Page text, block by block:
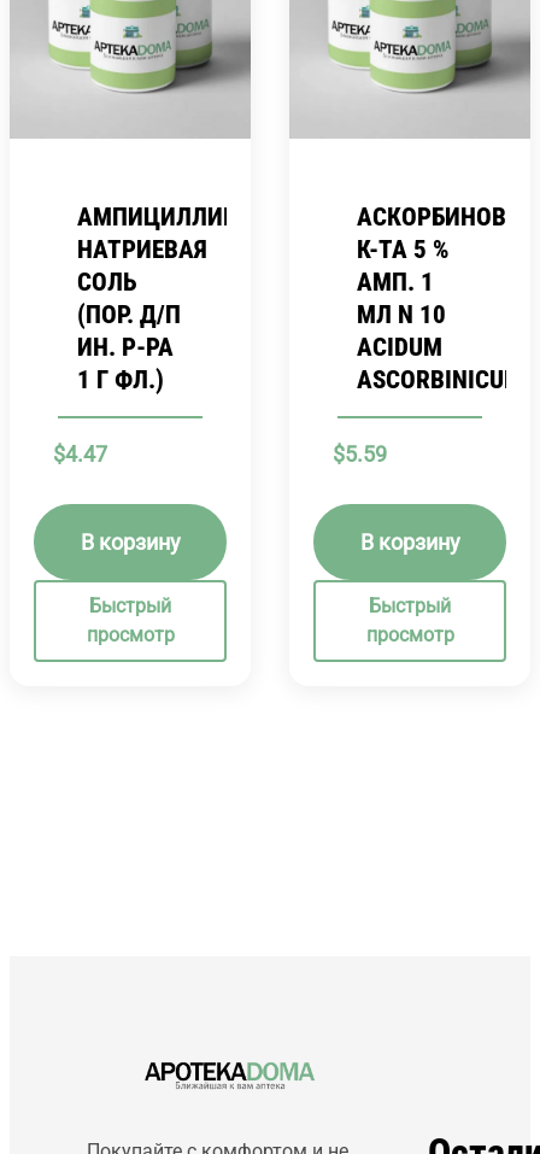
АМПИЦИЛЛИНА
НАТРИЕВАЯ
СОЛЬ
(ПОР. Д/П
ИН. Р-РА
1 Г ФЛ.)
$4.47
В корзину
Быстрый
просмотр
АСКОРБИНОВАЯ
К-ТА 5 %
АМП. 1
МЛ N 10
ACIDUM
ASCORBINICUM
$5.59
В корзину
Быстрый
просмотр